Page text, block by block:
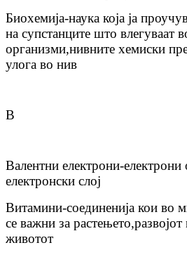
Биохемија-наука која ја
на супстанците што влегуваат
организми,нивните хемиски
улога во нив
В
Валентни електрони-електрони
електронски слој
Витамини-соединенија кои во
се важни за
животот